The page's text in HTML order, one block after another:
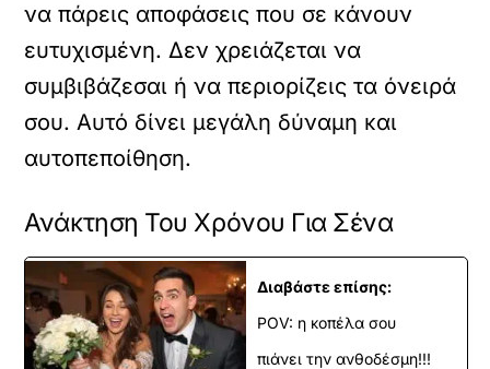
να πάρεις αποφάσεις που σε κάνουν
ευτυχισμένη. Δεν χρειάζεται να
συμβιβάζεσαι ή να περιορίζεις τα όνειρά
σου. Αυτό δίνει μεγάλη δύναμη και
αυτοπεποίθηση.
Ανάκτηση Του Χρόνου Για Σένα
Διαβάστε επίσης:
POV: η κοπέλα σου
πιάνει την ανθοδέσμη!!!